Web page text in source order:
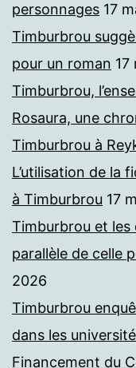
personnages 17
Timburbrou
pour un roman 17
Timburbrou,
Rosaura, une
Timburbrou à
L’utilisation de la
à Timburbrou 17
Timburbrou et les
parallèle de celle
2026
Timburbrou
dans les
Financement du